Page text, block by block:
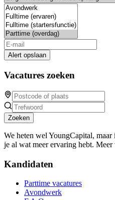
Alert opslaan
Vacatures zoeken
Zoeken
We heten wel YoungCapital,
je al wat meer ervaring hebt.
Kandidaten
Parttime vacatures
Avondwerk